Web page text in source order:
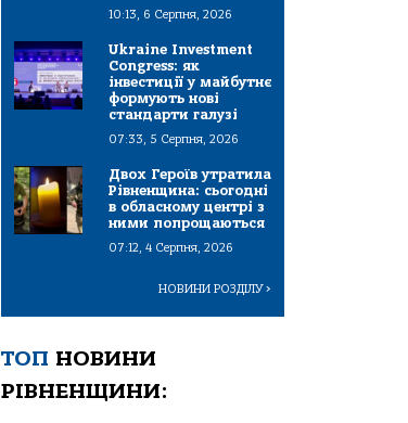
10:13, 6 Серпня, 2026
Ukraine Investment
Congress: як
інвестиції у майбутнє
формують нові
стандарти галузі
07:33, 5 Серпня, 2026
Двох Героїв утратила
Рівненщина: сьогодні
в обласному центрі з
ними попрощаються
07:12, 4 Серпня, 2026
НОВИНИ РОЗДІЛУ>
ТОП НОВИНИ
РІВНЕНЩИНИ: